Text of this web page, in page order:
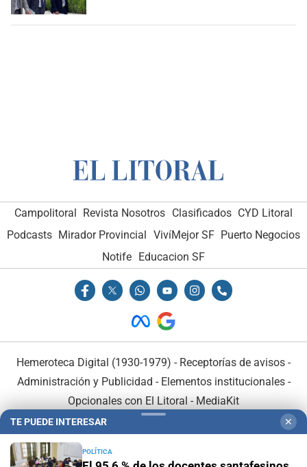
Campolitoral Revista Nosotros Clasificados CYD Litoral
Podcasts Mirador Provincial VivíMejor SF Puerto Negocios
Notife
Educacion SF
Hemeroteca Digital (1930-1979) - Receptorías de avisos -
Administración y Publicidad - Elementos institucionales-
Opcionales con El Litoral - MediaKit
TE PUEDE INTERESAR ✕
POLÍTICA